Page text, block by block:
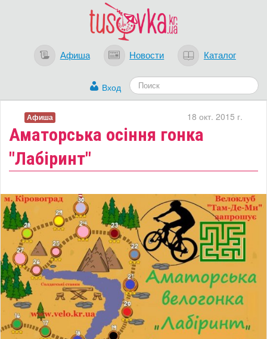
Афиша Новости Каталог
Вход
Аматорська осіння гонка
"Лабіринт"
18 окт. 2015 г.
Афиша